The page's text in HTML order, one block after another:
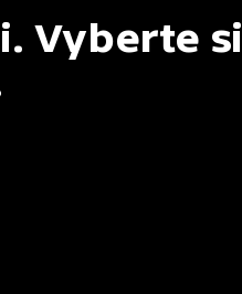
Vyberte si